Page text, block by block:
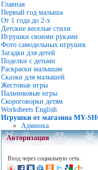
Главная
Первый год малыша
От 1 года до 2-х
Детские веселые стихи
Игрушки своими руками
Фото самодельных игрушек
Загадки для детей
Поделки с детьми
Раскраски малышам
Сказки для малышей
Жестовые игры
Пальчиковые игры
Скороговорки детям
Worksheets English
Игрушки от магазина MY-
Админка
Авторизация
Вход через социальную сеть: